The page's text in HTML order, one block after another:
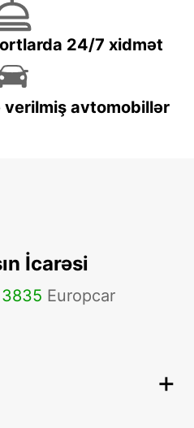
24/7 xidmət
verilmiş avtomobillər
İcarəsi
3835 Europcar